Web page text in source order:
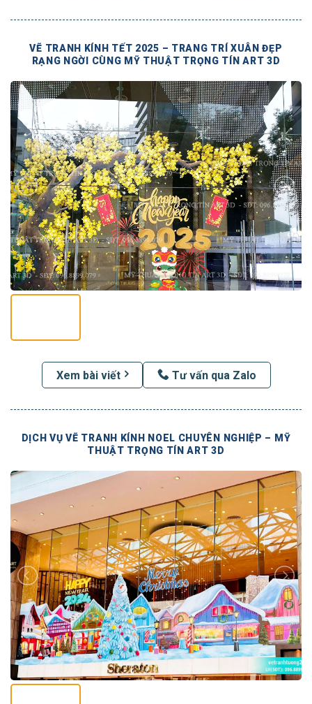
VẼ TRANH KÍNH TẾT 2025 – TRANG TRÍ XUÂN ĐẸP
RẠNG NGỜI CÙNG MỸ THUẬT TRỌNG TÍN ART 3D
Xem bài viết Tư vấn qua Zalo
DỊCH VỤ VẼ TRANH KÍNH NOEL CHUYÊN NGHIỆP – MỸ
THUẬT TRỌNG TÍN ART 3D